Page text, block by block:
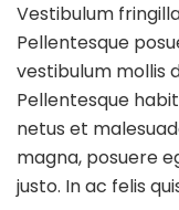
Vestibulum
Pellentesque
vestibulum mollis
Pellentesque
netus et
magna, posuere
justo. In ac felis